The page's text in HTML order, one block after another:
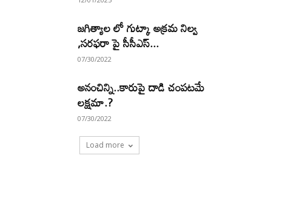
జగిత్యాల లో గుట్కా అక్రమ నిల్వ
,సరఫరా పై సీసీఎస్...
07/30/2022
అనంచిన్ని..కారుపై దాడి చంపటమే
లక్షమా.?
07/30/2022
Load more